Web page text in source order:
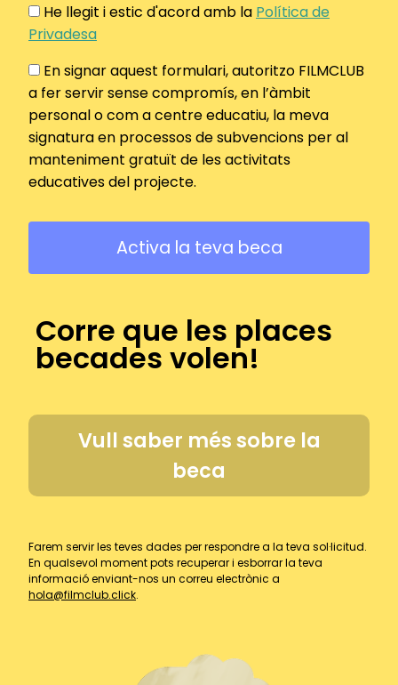
He llegit i estic d'acord amb la Política de
Privadesa
En signar aquest formulari, autoritzo FILMCLUB
a fer servir sense compromís, en l’àmbit
personal o com a centre educatiu, la meva
signatura en processos de subvencions per al
manteniment gratuït de les activitats
educatives del projecte.
Corre que les places
becades volen!
Vull saber més sobre la
beca
Farem servir les teves dades per respondre a la teva sol·licitud.
En qualsevol moment pots recuperar i esborrar la teva
informació enviant-nos un correu electrònic a
hola@filmclub.click.